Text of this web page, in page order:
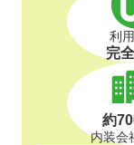
利
完
約
内装会